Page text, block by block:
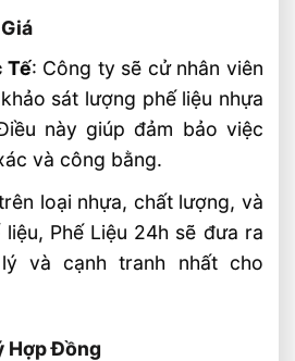
Tế: Công ty sẽ cử nhân viên
sát lượng phế liệu nhựa
này giúp đảm bảo việc
và công bằng.
loại nhựa, chất lượng, và
Phế Liệu 24h sẽ đưa ra
và cạnh tranh nhất cho
Hợp Đồng